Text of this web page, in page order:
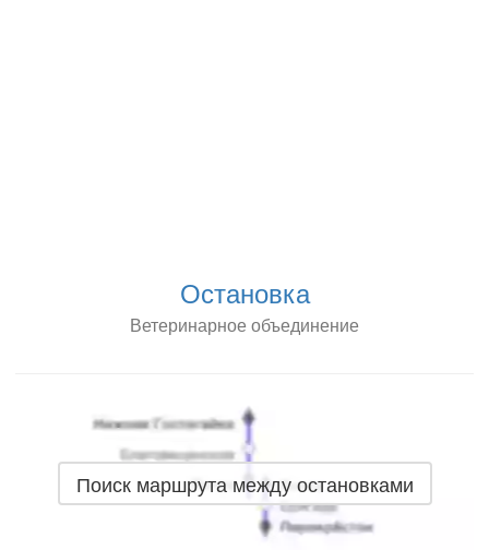
Остановка
Ветеринарное объединение
Поиск маршрута между остановками